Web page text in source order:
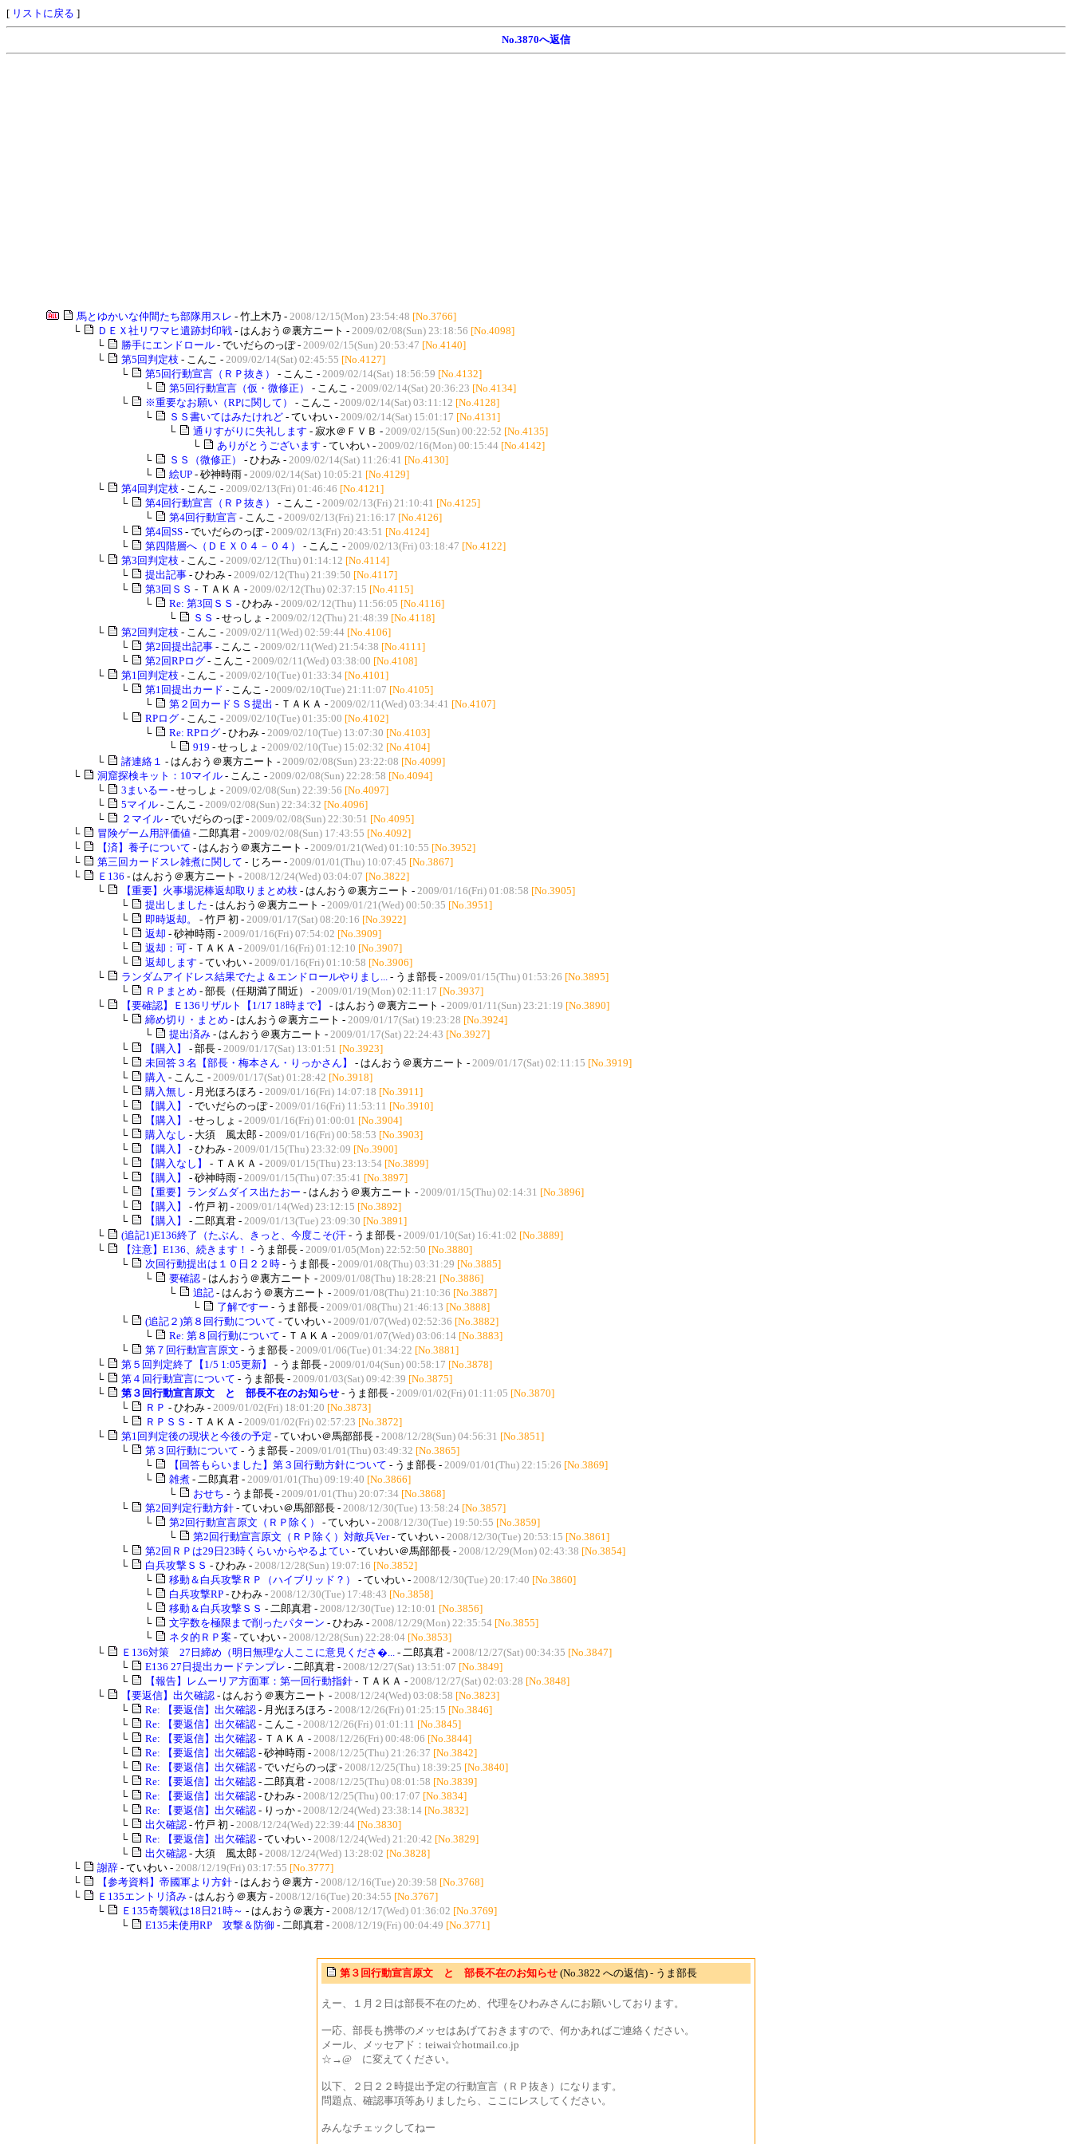
[ リストに戻る ]
No.3870へ返信
馬とゆかいな仲間たち部隊用スレ - 竹上木乃 - 2008/12/15(Mon) 23:54:48 [No.3766]
└
ＤＥＸ社リワマヒ遺跡封印戦 - はんおう＠裏方ニート - 2009/02/08(Sun) 23:18:56 [No.4098]
└
勝手にエンドロール - でいだらのっぽ - 2009/02/15(Sun) 20:53:47 [No.4140]
└
第5回判定枝 - こんこ - 2009/02/14(Sat) 02:45:55 [No.4127]
└
第5回行動宣言（ＲＰ抜き） - こんこ - 2009/02/14(Sat) 18:56:59 [No.4132]
└
第5回行動宣言（仮・微修正） - こんこ - 2009/02/14(Sat) 20:36:23 [No.4134]
└
※重要なお願い（RPに関して） - こんこ - 2009/02/14(Sat) 03:11:12 [No.4128]
└
ＳＳ書いてはみたけれど - ていわい - 2009/02/14(Sat) 15:01:17 [No.4131]
└
通りすがりに失礼します - 寂水＠ＦＶＢ - 2009/02/15(Sun) 00:22:52 [No.4135]
└
ありがとうございます - ていわい - 2009/02/16(Mon) 00:15:44 [No.4142]
└
ＳＳ（微修正） - ひわみ - 2009/02/14(Sat) 11:26:41 [No.4130]
└
絵UP - 砂神時雨 - 2009/02/14(Sat) 10:05:21 [No.4129]
└
第4回判定枝 - こんこ - 2009/02/13(Fri) 01:46:46 [No.4121]
└
第4回行動宣言（ＲＰ抜き） - こんこ - 2009/02/13(Fri) 21:10:41 [No.4125]
└
第4回行動宣言 - こんこ - 2009/02/13(Fri) 21:16:17 [No.4126]
└
第4回SS - でいだらのっぽ - 2009/02/13(Fri) 20:43:51 [No.4124]
└
第四階層へ（ＤＥＸ０４－０４） - こんこ - 2009/02/13(Fri) 03:18:47 [No.4122]
└
第3回判定枝 - こんこ - 2009/02/12(Thu) 01:14:12 [No.4114]
└
提出記事 - ひわみ - 2009/02/12(Thu) 21:39:50 [No.4117]
└
第3回ＳＳ - ＴＡＫＡ - 2009/02/12(Thu) 02:37:15 [No.4115]
└
Re: 第3回ＳＳ - ひわみ - 2009/02/12(Thu) 11:56:05 [No.4116]
└
ＳＳ - せっしょ - 2009/02/12(Thu) 21:48:39 [No.4118]
└
第2回判定枝 - こんこ - 2009/02/11(Wed) 02:59:44 [No.4106]
└
第2回提出記事 - こんこ - 2009/02/11(Wed) 21:54:38 [No.4111]
└
第2回RPログ - こんこ - 2009/02/11(Wed) 03:38:00 [No.4108]
└
第1回判定枝 - こんこ - 2009/02/10(Tue) 01:33:34 [No.4101]
└
第1回提出カード - こんこ - 2009/02/10(Tue) 21:11:07 [No.4105]
└
第２回カードＳＳ提出 - ＴＡＫＡ - 2009/02/11(Wed) 03:34:41 [No.4107]
└
RPログ - こんこ - 2009/02/10(Tue) 01:35:00 [No.4102]
└
Re: RPログ - ひわみ - 2009/02/10(Tue) 13:07:30 [No.4103]
└
919 - せっしょ - 2009/02/10(Tue) 15:02:32 [No.4104]
└
諸連絡１ - はんおう＠裏方ニート - 2009/02/08(Sun) 23:22:08 [No.4099]
└
洞窟探検キット：10マイル - こんこ - 2009/02/08(Sun) 22:28:58 [No.4094]
└
3まいるー - せっしょ - 2009/02/08(Sun) 22:39:56 [No.4097]
└
5マイル - こんこ - 2009/02/08(Sun) 22:34:32 [No.4096]
└
２マイル - でいだらのっぽ - 2009/02/08(Sun) 22:30:51 [No.4095]
└
冒険ゲーム用評価値 - 二郎真君 - 2009/02/08(Sun) 17:43:55 [No.4092]
└
【済】養子について - はんおう＠裏方ニート - 2009/01/21(Wed) 01:10:55 [No.3952]
└
第三回カードスレ雑煮に関して - じろー - 2009/01/01(Thu) 10:07:45 [No.3867]
└
Ｅ136 - はんおう＠裏方ニート - 2008/12/24(Wed) 03:04:07 [No.3822]
└
【重要】火事場泥棒返却取りまとめ枝 - はんおう＠裏方ニート - 2009/01/16(Fri) 01:08:58 [No.3905]
└
提出しました - はんおう＠裏方ニート - 2009/01/21(Wed) 00:50:35 [No.3951]
└
即時返却。 - 竹戸 初 - 2009/01/17(Sat) 08:20:16 [No.3922]
└
返却 - 砂神時雨 - 2009/01/16(Fri) 07:54:02 [No.3909]
└
返却：可 - ＴＡＫＡ - 2009/01/16(Fri) 01:12:10 [No.3907]
└
返却します - ていわい - 2009/01/16(Fri) 01:10:58 [No.3906]
└
ランダムアイドレス結果でたよ＆エンドロールやりまし... - うま部長 - 2009/01/15(Thu) 01:53:26 [No.3895]
└
ＲＰまとめ - 部長（任期満了間近） - 2009/01/19(Mon) 02:11:17 [No.3937]
└
【要確認】Ｅ136リザルト【1/17 18時まで】 - はんおう＠裏方ニート - 2009/01/11(Sun) 23:21:19 [No.3890]
└
締め切り・まとめ - はんおう＠裏方ニート - 2009/01/17(Sat) 19:23:28 [No.3924]
└
提出済み - はんおう＠裏方ニート - 2009/01/17(Sat) 22:24:43 [No.3927]
└
【購入】 - 部長 - 2009/01/17(Sat) 13:01:51 [No.3923]
└
未回答３名【部長・梅本さん・りっかさん】 - はんおう＠裏方ニート - 2009/01/17(Sat) 02:11:15 [No.3919]
└
購入 - こんこ - 2009/01/17(Sat) 01:28:42 [No.3918]
└
購入無し - 月光ほろほろ - 2009/01/16(Fri) 14:07:18 [No.3911]
└
【購入】 - でいだらのっぽ - 2009/01/16(Fri) 11:53:11 [No.3910]
└
【購入】 - せっしょ - 2009/01/16(Fri) 01:00:01 [No.3904]
└
購入なし - 大須 風太郎 - 2009/01/16(Fri) 00:58:53 [No.3903]
└
【購入】 - ひわみ - 2009/01/15(Thu) 23:32:09 [No.3900]
└
【購入なし】 - ＴＡＫＡ - 2009/01/15(Thu) 23:13:54 [No.3899]
└
【購入】 - 砂神時雨 - 2009/01/15(Thu) 07:35:41 [No.3897]
└
【重要】ランダムダイス出たおー - はんおう＠裏方ニート - 2009/01/15(Thu) 02:14:31 [No.3896]
└
【購入】 - 竹戸 初 - 2009/01/14(Wed) 23:12:15 [No.3892]
└
【購入】 - 二郎真君 - 2009/01/13(Tue) 23:09:30 [No.3891]
└
(追記1)E136終了（たぶん、きっと、今度こそ(汗 - うま部長 - 2009/01/10(Sat) 16:41:02 [No.3889]
└
【注意】E136、続きます！ - うま部長 - 2009/01/05(Mon) 22:52:50 [No.3880]
└
次回行動提出は１０日２２時 - うま部長 - 2009/01/08(Thu) 03:31:29 [No.3885]
└
要確認 - はんおう＠裏方ニート - 2009/01/08(Thu) 18:28:21 [No.3886]
└
追記 - はんおう＠裏方ニート - 2009/01/08(Thu) 21:10:36 [No.3887]
└
了解ですー - うま部長 - 2009/01/08(Thu) 21:46:13 [No.3888]
└
(追記２)第８回行動について - ていわい - 2009/01/07(Wed) 02:52:36 [No.3882]
└
Re: 第８回行動について - ＴＡＫＡ - 2009/01/07(Wed) 03:06:14 [No.3883]
└
第７回行動宣言原文 - うま部長 - 2009/01/06(Tue) 01:34:22 [No.3881]
└
第５回判定終了【1/5 1:05更新】 - うま部長 - 2009/01/04(Sun) 00:58:17 [No.3878]
└
第４回行動宣言について - うま部長 - 2009/01/03(Sat) 09:42:39 [No.3875]
└
第３回行動宣言原文 と 部長不在のお知らせ - うま部長 - 2009/01/02(Fri) 01:11:05 [No.3870]
└
ＲＰ - ひわみ - 2009/01/02(Fri) 18:01:20 [No.3873]
└
ＲＰＳＳ - ＴＡＫＡ - 2009/01/02(Fri) 02:57:23 [No.3872]
└
第1回判定後の現状と今後の予定 - ていわい＠馬部部長 - 2008/12/28(Sun) 04:56:31 [No.3851]
└
第３回行動について - うま部長 - 2009/01/01(Thu) 03:49:32 [No.3865]
└
【回答もらいました】第３回行動方針について - うま部長 - 2009/01/01(Thu) 22:15:26 [No.3869]
└
雑煮 - 二郎真君 - 2009/01/01(Thu) 09:19:40 [No.3866]
└
おせち - うま部長 - 2009/01/01(Thu) 20:07:34 [No.3868]
└
第2回判定行動方針 - ていわい＠馬部部長 - 2008/12/30(Tue) 13:58:24 [No.3857]
└
第2回行動宣言原文（ＲＰ除く） - ていわい - 2008/12/30(Tue) 19:50:55 [No.3859]
└
第2回行動宣言原文（ＲＰ除く）対敵兵Ver- ていわい - 2008/12/30(Tue) 20:53:15 [No.3861]
└
第2回ＲＰは29日23時くらいからやるよてい - ていわい＠馬部部長 - 2008/12/29(Mon) 02:43:38 [No.3854]
└
白兵攻撃ＳＳ - ひわみ - 2008/12/28(Sun) 19:07:16 [No.3852]
└
移動＆白兵攻撃ＲＰ（ハイブリッド？） - ていわい - 2008/12/30(Tue) 20:17:40 [No.3860]
└
白兵攻撃RP - ひわみ - 2008/12/30(Tue) 17:48:43 [No.3858]
└
移動＆白兵攻撃ＳＳ - 二郎真君 - 2008/12/30(Tue) 12:10:01 [No.3856]
└
文字数を極限まで削ったパターン - ひわみ - 2008/12/29(Mon) 22:35:54 [No.3855]
└
ネタ的ＲＰ案 - ていわい - 2008/12/28(Sun) 22:28:04 [No.3853]
└
Ｅ136対策 27日締め（明日無理な人ここに意見くださ�... - 二郎真君 - 2008/12/27(Sat) 00:34:35 [No.3847]
└
E136 27日提出カードテンプレ - 二郎真君 - 2008/12/27(Sat) 13:51:07 [No.3849]
└
【報告】レムーリア方面軍：第一回行動指針 - ＴＡＫＡ - 2008/12/27(Sat) 02:03:28 [No.3848]
└
【要返信】出欠確認 - はんおう＠裏方ニート - 2008/12/24(Wed) 03:08:58 [No.3823]
└
Re: 【要返信】出欠確認 - 月光ほろほろ - 2008/12/26(Fri) 01:25:15 [No.3846]
└
Re: 【要返信】出欠確認 - こんこ - 2008/12/26(Fri) 01:01:11 [No.3845]
└
Re: 【要返信】出欠確認 - ＴＡＫＡ - 2008/12/26(Fri) 00:48:06 [No.3844]
└
Re: 【要返信】出欠確認 - 砂神時雨 - 2008/12/25(Thu) 21:26:37 [No.3842]
└
Re: 【要返信】出欠確認 - でいだらのっぽ - 2008/12/25(Thu) 18:39:25 [No.3840]
└
Re: 【要返信】出欠確認 - 二郎真君 - 2008/12/25(Thu) 08:01:58 [No.3839]
└
Re: 【要返信】出欠確認 - ひわみ - 2008/12/25(Thu) 00:17:07 [No.3834]
└
Re: 【要返信】出欠確認 - りっか - 2008/12/24(Wed) 23:38:14 [No.3832]
└
出欠確認 - 竹戸 初 - 2008/12/24(Wed) 22:39:44 [No.3830]
└
Re: 【要返信】出欠確認 - ていわい - 2008/12/24(Wed) 21:20:42 [No.3829]
└
出欠確認 - 大須 風太郎 - 2008/12/24(Wed) 13:28:02 [No.3828]
└
謝辞 - ていわい - 2008/12/19(Fri) 03:17:55 [No.3777]
└
【参考資料】帝國軍より方針 - はんおう＠裏方 - 2008/12/16(Tue) 20:39:58 [No.3768]
└
Ｅ135エントリ済み - はんおう＠裏方 - 2008/12/16(Tue) 20:34:55 [No.3767]
└
Ｅ135奇襲戦は18日21時～ - はんおう＠裏方 - 2008/12/17(Wed) 01:36:02 [No.3769]
└
E135未使用RP 攻撃＆防御 - 二郎真君 - 2008/12/19(Fri) 00:04:49 [No.3771]
第３回行動宣言原文 と 部長不在のお知らせ (No.3822 への返信) - うま部長
えー、１月２日は部長不在のため、代理をひわみさんにお願いしております。
一応、部長も携帯のメッセはあげておきますので、何かあればご連絡ください。
メール、メッセアド：teiwai☆hotmail.co.jp
☆→@ に変えてください。
以下、２日２２時提出予定の行動宣言（ＲＰ抜き）になります。
問題点、確認事項等ありましたら、ここにレスしてください。
みんなチェックしてねー